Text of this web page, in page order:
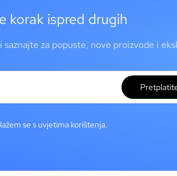
korak ispred drugih
za popuste, nove proizvode i
se s uvjetima korištenja.